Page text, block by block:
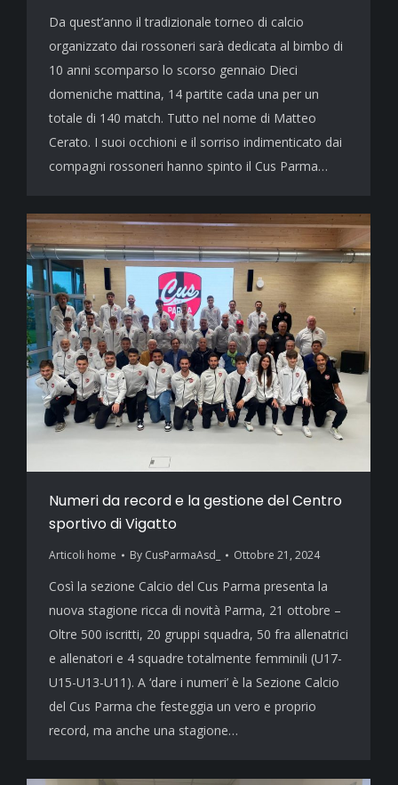
Da quest’anno il tradizionale torneo di calcio
organizzato dai rossoneri sarà dedicata al bimbo di
10 anni scomparso lo scorso gennaio Dieci
domeniche mattina, 14 partite cada una per un
totale di 140 match. Tutto nel nome di Matteo
Cerato. I suoi occhioni e il sorriso indimenticato dai
compagni rossoneri hanno spinto il Cus Parma…
Numeri da record e la gestione del Centro
sportivo di Vigatto
Articoli home By CusParmaAsd_ Ottobre 21, 2024
Così la sezione Calcio del Cus Parma presenta la
nuova stagione ricca di novità Parma, 21 ottobre –
Oltre 500 iscritti, 20 gruppi squadra, 50 fra allenatrici
e allenatori e 4 squadre totalmente femminili (U17-
U15-U13-U11). A ‘dare i numeri’ è la Sezione Calcio
del Cus Parma che festeggia un vero e proprio
record, ma anche una stagione…